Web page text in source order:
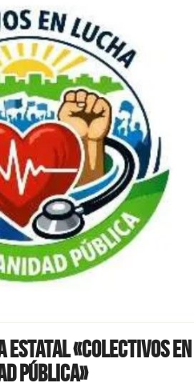
estatal «Colectivos en
Pública»